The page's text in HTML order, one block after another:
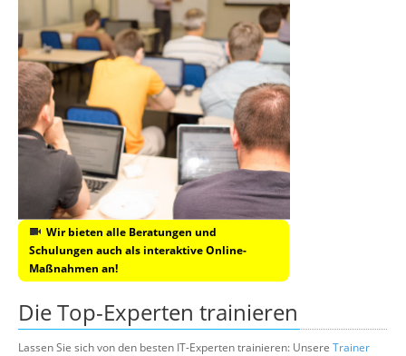
Wir bieten alle Beratungen und
Schulungen auch als interaktive Online-
Maßnahmen an!
Die Top-Experten trainieren
Lassen Sie sich von den besten IT-Experten trainieren: Unsere Trainer